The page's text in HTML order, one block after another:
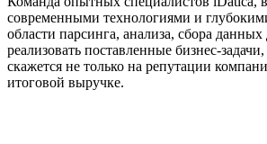
современными технологиями и
области парсинга, анализа, сбора
реализовать поставленные бизнес-
скажется не только на репутации
итоговой выручке.